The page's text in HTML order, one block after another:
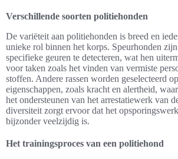
Verschillende soorten politiehonden
De variëteit aan politiehonden is breed en
unieke rol binnen het korps. Speurhonden
specifieke geuren te detecteren, wat hen
voor taken zoals het vinden van vermiste
stoffen. Andere rassen worden geselecteerd
eigenschappen, zoals kracht en alertheid,
het ondersteunen van het arrestatiewerk van
diversiteit zorgt ervoor dat het
bijzonder veelzijdig is.
Het trainingsproces van een politiehond